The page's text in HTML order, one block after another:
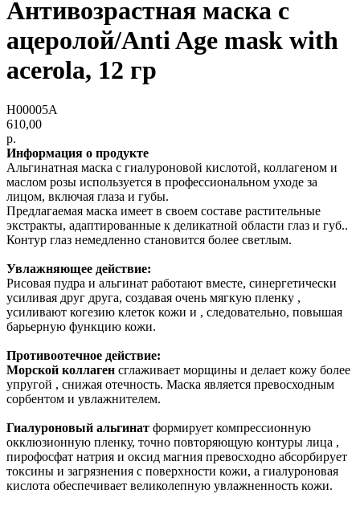
Антивозрастная маска с
ацеролой/Anti Age mask with
acerola, 12 гр
H00005A
610,00
р.
Информация о продукте
Альгинатная маска с гиалуроновой кислотой, коллагеном и
маслом розы используется в профессиональном уходе за
лицом, включая глаза и губы.
Предлагаемая маска имеет в своем составе растительные
экстракты, адаптированные к деликатной области глаз и губ..
Контур глаз немедленно становится более светлым.
Увлажняющее действие:
Рисовая пудра и альгинат работают вместе, синергетически
усиливая друг друга, создавая очень мягкую пленку ,
усиливают когезию клеток кожи и , следовательно, повышая
барьерную функцию кожи.
Противоотечное действие:
Морской коллаген сглаживает морщины и делает кожу более
упругой , снижая отечность. Маска является превосходным
сорбентом и увлажнителем.
Гиалуроновый альгинат формирует компрессионную
окклюзионную пленку, точно повторяющую контуры лица ,
пирофосфат натрия и оксид магния превосходно абсорбирует
токсины и загрязнения с поверхности кожи, а гиалуроновая
кислота обеспечивает великолепную увлажненность кожи.